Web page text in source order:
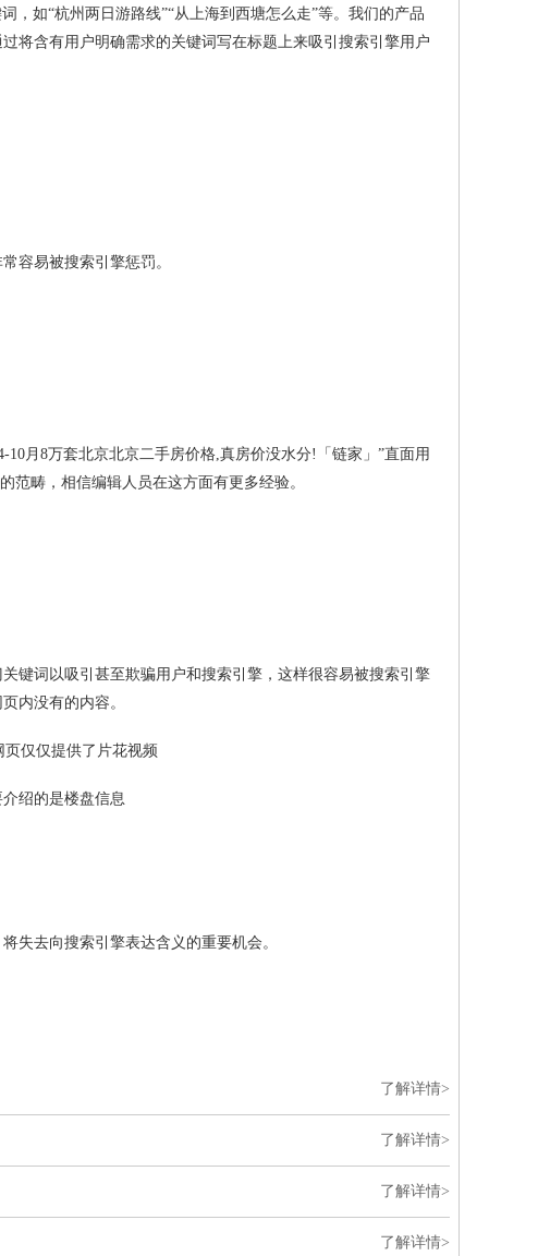
如“杭州两日游路线”“从上海到西塘怎么走”等。我们的产品
将含有用户明确需求的关键词写在标题上来吸引搜索引擎用户
容易被搜索引擎惩罚。
月8万套北京北京二手房价格,真房价没水分!「链家」”直面用
范畴，相信编辑人员在这方面有更多经验。
词以吸引甚至欺骗用户和搜索引擎，这样很容易被搜索引擎
内没有的内容。
仅仅提供了片花视频
绍的是楼盘信息
去向搜索引擎表达含义的重要机会。
了解详情>
了解详情>
了解详情>
了解详情>